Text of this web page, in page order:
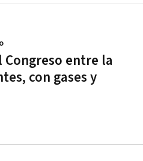
entre la
con gases y